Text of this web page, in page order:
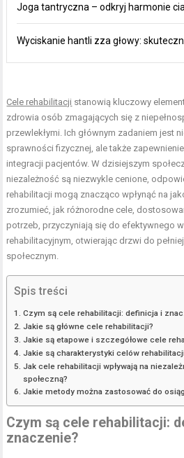
Joga tantryczna – odkryj harmonie
Wyciskanie hantli zza głowy:
Cele rehabilitacji stanowią kluczowy
zdrowia osób zmagających się z
przewlekłymi. Ich głównym zadaniem jest
sprawności fizycznej, ale także
integracji pacjentów. W dzisiejszym
niezależność są niezwykle cenione,
rehabilitacji mogą znacząco wpłynąć na
zrozumieć, jak różnorodne cele,
potrzeb, przyczyniają się do efektywnego
rehabilitacyjnym, otwierając drzwi do
społecznym.
Spis treści
Czym są cele rehabilitacji: definicja i
Jakie są główne cele rehabilitacji?
Jakie są etapowe i szczegółowe cele
Jakie są charakterystyki celów
Jak cele rehabilitacji wpływają na
społeczną?
Jakie metody można zastosować do
Czym są cele rehabilitacji:
znaczenie?